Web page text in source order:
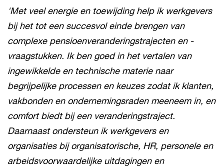
'Met veel energie en toewijding help ik werkgevers
bij het tot een succesvol einde brengen van
complexe pensioenveranderingstrajecten en -
vraagstukken. Ik ben goed in het vertalen van
ingewikkelde en technische materie naar
begrijpelijke processen en keuzes zodat ik klanten,
vakbonden en ondernemingsraden meeneem in, en
comfort biedt bij een veranderingstraject.
Daarnaast ondersteun ik werkgevers en
organisaties bij organisatorische, HR, personele en
arbeidsvoorwaardelijke uitdagingen en